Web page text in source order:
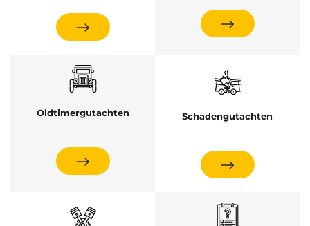
Oldtimergutachten Schadengutachten